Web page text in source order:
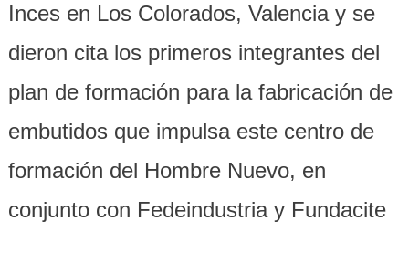
Inces en Los Colorados, Valencia y se
dieron cita los primeros integrantes del
plan de formación para la fabricación de
embutidos que impulsa este centro de
formación del Hombre Nuevo, en
conjunto con Fedeindustria y Fundacite